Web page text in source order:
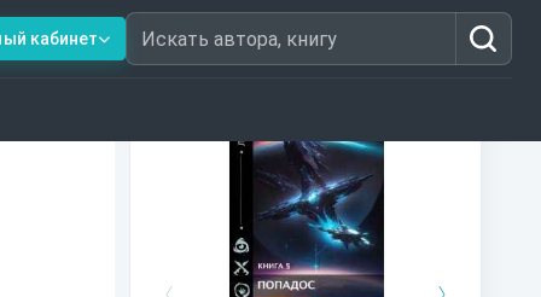
кабинет Искать автора, книгу
Книги из топ-100